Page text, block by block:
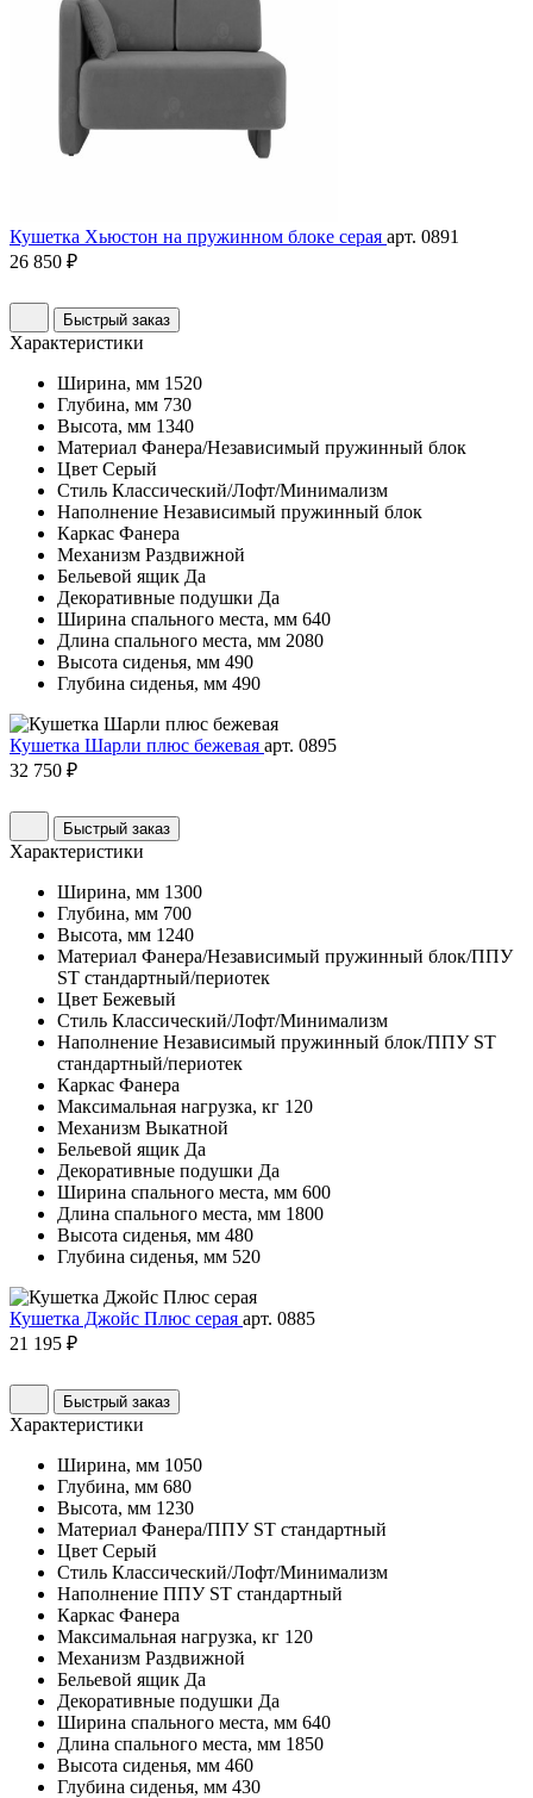
Кушетка Хьюстон на пружинном блоке серая арт. 0891
26 850 ₽
Быстрый заказ
Характеристики
Ширина, мм 1520
Глубина, мм 730
Высота, мм 1340
Материал Фанера/Независимый пружинный блок
Цвет Серый
Стиль Классический/Лофт/Минимализм
Наполнение Независимый пружинный блок
Каркас Фанера
Механизм Раздвижной
Бельевой ящик Да
Декоративные подушки Да
Ширина спального места, мм 640
Длина спального места, мм 2080
Высота сиденья, мм 490
Глубина сиденья, мм 490
Кушетка Шарли плюс бежевая арт. 0895
32 750 ₽
Быстрый заказ
Характеристики
Ширина, мм 1300
Глубина, мм 700
Высота, мм 1240
Материал Фанера/Независимый пружинный блок/ППУ
ST стандартный/периотек
Цвет Бежевый
Стиль Классический/Лофт/Минимализм
Наполнение Независимый пружинный блок/ППУ ST
стандартный/периотек
Каркас Фанера
Максимальная нагрузка, кг 120
Механизм Выкатной
Бельевой ящик Да
Декоративные подушки Да
Ширина спального места, мм 600
Длина спального места, мм 1800
Высота сиденья, мм 480
Глубина сиденья, мм 520
Кушетка Джойс Плюс серая арт. 0885
21 195 ₽
Быстрый заказ
Характеристики
Ширина, мм 1050
Глубина, мм 680
Высота, мм 1230
Материал Фанера/ППУ ST стандартный
Цвет Серый
Стиль Классический/Лофт/Минимализм
Наполнение ППУ ST стандартный
Каркас Фанера
Максимальная нагрузка, кг 120
Механизм Раздвижной
Бельевой ящик Да
Декоративные подушки Да
Ширина спального места, мм 640
Длина спального места, мм 1850
Высота сиденья, мм 460
Глубина сиденья, мм 430